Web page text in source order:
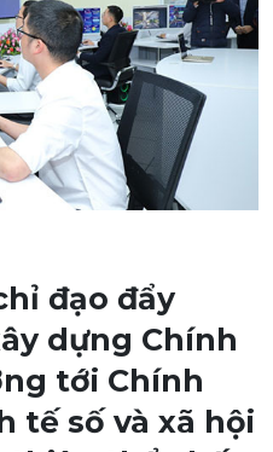
đạo đẩy
dựng Chính
tới Chính
tế số và xã hội